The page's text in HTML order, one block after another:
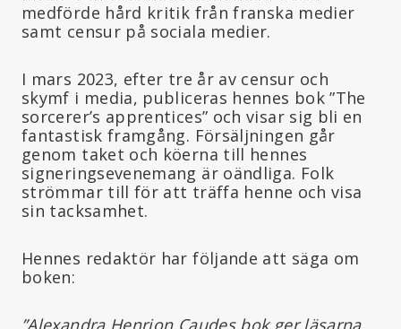
medförde hård kritik från franska medier
samt censur på sociala medier.
I mars 2023, efter tre år av censur och
skymf i media, publiceras hennes bok ”The
sorcerer’s apprentices” och visar sig bli en
fantastisk framgång. Försäljningen går
genom taket och köerna till hennes
signeringsevenemang är oändliga. Folk
strömmar till för att träffa henne och visa
sin tacksamhet.
Hennes redaktör har följande att säga om
boken: